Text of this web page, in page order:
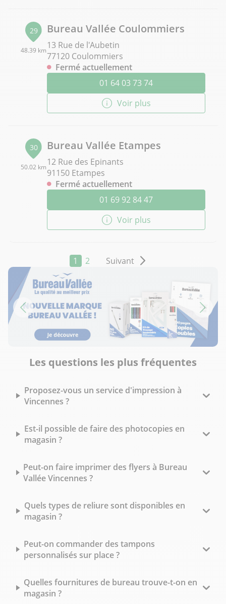
29
48.39 km
Bureau Vallée Coulommiers
13 Rue de l'Aubetin
77120 Coulommiers
Fermé actuellement
01 64 03 73 74
Voir plus
30
50.02 km
Bureau Vallée Etampes
12 Rue des Epinants
91150 Etampes
Fermé actuellement
01 69 92 84 47
Voir plus
1 2 Suivant
Les questions les plus fréquentes
Proposez-vous un service d'impression à
Vincennes ?
Est-il possible de faire des photocopies en
magasin ?
Peut-on faire imprimer des flyers à Bureau
Vallée Vincennes ?
Quels types de reliure sont disponibles en
magasin ?
Peut-on commander des tampons
personnalisés sur place ?
Quelles fournitures de bureau trouve-t-on en
magasin ?